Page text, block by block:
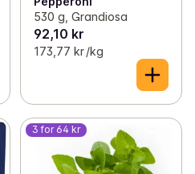
530 g, Grandiosa
92,10 kr
173,77 kr /kg
3 for 64 kr